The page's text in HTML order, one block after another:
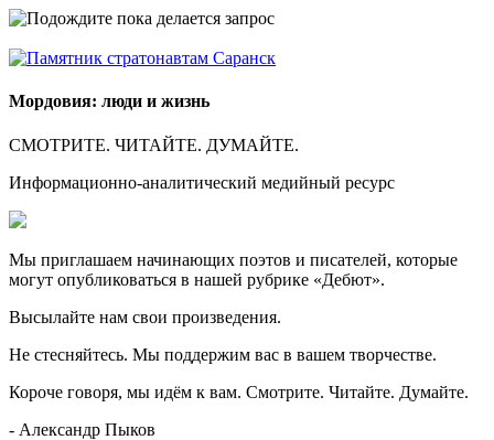
Мордовия: люди и жизнь
СМОТРИТЕ. ЧИТАЙТЕ. ДУМАЙТЕ.
Информационно-аналитический медийный ресурс
Мы приглашаем начинающих поэтов и писателей, которые
могут опубликоваться в нашей рубрике «Дебют».
Высылайте нам свои произведения.
Не стесняйтесь. Мы поддержим вас в вашем творчестве.
Короче говоря, мы идём к вам. Смотрите. Читайте. Думайте.
- Александр Пыков